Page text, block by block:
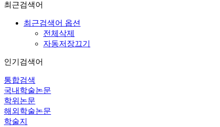
최근검색어
최근검색어 옵션
전체삭제
자동저장끄기
인기검색어
통합검색
국내학술논문
학위논문
해외학술논문
학술지